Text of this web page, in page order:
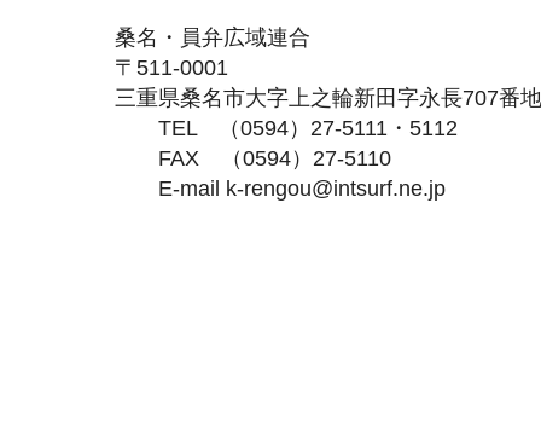
桑名・員弁広域連合
〒511-0001
三重県桑名市大字上之輪新田字永長707番
TEL （0594）27-5111・5112
FAX （0594）27-5110
E-mail k-rengou@intsurf.ne.jp